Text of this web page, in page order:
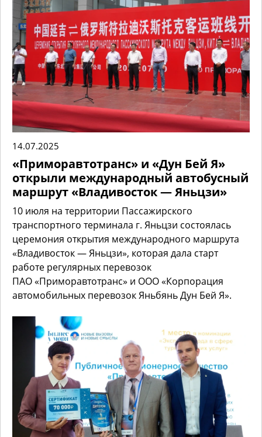
14.07.2025
«Приморавтотранс» и «Дун Бей Я»
открыли международный автобусный
маршрут «Владивосток — Яньцзи»
10 июля на территории Пассажирского
транспортного терминала г. Яньцзи состоялась
церемония открытия международного маршрута
«Владивосток — Яньцзи», которая дала старт
работе регулярных перевозок
ПАО «Приморавтотранс» и ООО «Корпорация
автомобильных перевозок Яньбянь Дун Бей Я».